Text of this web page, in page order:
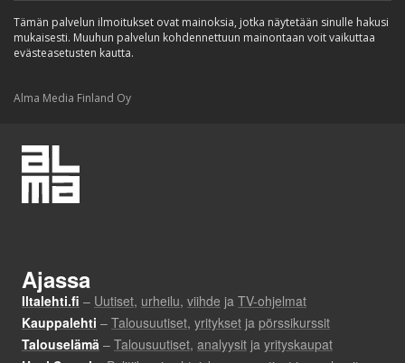
Tämän palvelun ilmoitukset ovat mainoksia, jotka näytetään sinulle hakusi
mukaisesti. Muuhun palvelun kohdennettuun mainontaan voit vaikuttaa
evästeasetusten kautta.
Alma Media Finland Oy